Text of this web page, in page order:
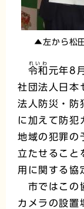
▲左から松
令和
れいわ
元年8
社団法人日本
法人防災・防
に加えて防犯
地域の犯罪の
立たせること
用に関する協
市ではこの
カメラの設置